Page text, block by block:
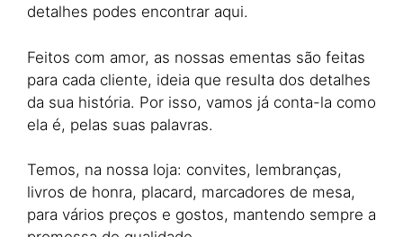
detalhes podes encontrar aqui.
Feitos com amor, as nossas ementas são feitas
para cada cliente, ideia que resulta dos detalhes
da sua história. Por isso, vamos já conta-la como
ela é, pelas suas palavras.
Temos, na nossa loja: convites, lembranças,
livros de honra, placard, marcadores de mesa,
para vários preços e gostos, mantendo sempre a